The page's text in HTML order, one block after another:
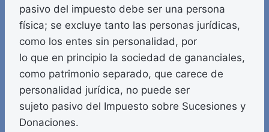
pasivo del impuesto debe ser una persona
física; se excluye tanto las personas jurídicas,
como los entes sin personalidad, por
lo que en principio la sociedad de gananciales,
como patrimonio separado, que carece de
personalidad jurídica, no puede ser
sujeto pasivo del Impuesto sobre Sucesiones y
Donaciones.